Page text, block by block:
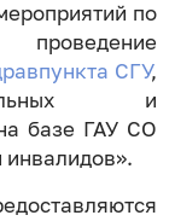
по
СГУ,
и
базе ГАУ СО
инвалидов».